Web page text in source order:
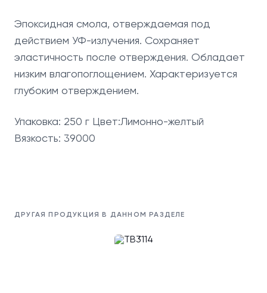
Эпоксидная смола, отверждаемая под
действием УФ-излучения. Сохраняет
эластичность после отверждения. Обладает
низким влагопоглощением. Характеризуется
глубоким отверждением.
Упаковка: 250 г Цвет:Лимонно-желтый
Вязкость: 39000
ДРУГАЯ ПРОДУКЦИЯ В ДАННОМ РАЗДЕЛЕ